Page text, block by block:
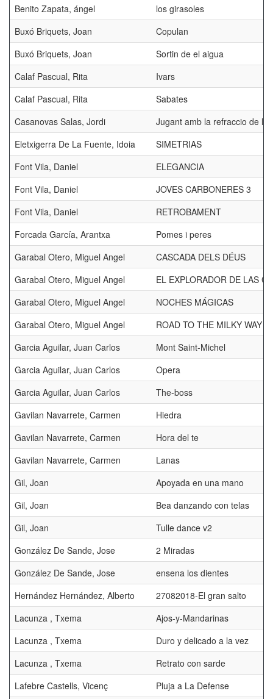
Benito Zapata, ángel
los girasoles
Buxó Briquets, Joan
Copulan
Buxó Briquets, Joan
Sortin de el aigua
Calaf Pascual, Rita
Ivars
Calaf Pascual, Rita
Sabates
Casanovas Salas, Jordi
Jugant amb la refraccio de la
Eletxigerra De La Fuente, Idoia
SIMETRIAS
Font Vila, Daniel
ELEGANCIA
Font Vila, Daniel
JOVES CARBONERES 3
Font Vila, Daniel
RETROBAMENT
Forcada García, Arantxa
Pomes i peres
Garabal Otero, Miguel Angel
CASCADA DELS DÉUS
Garabal Otero, Miguel Angel
EL EXPLORADOR DE LAS
Garabal Otero, Miguel Angel
NOCHES MÁGICAS
Garabal Otero, Miguel Angel
ROAD TO THE MILKY WAY
Garcia Aguilar, Juan Carlos
Mont Saint-Michel
Garcia Aguilar, Juan Carlos
Opera
Garcia Aguilar, Juan Carlos
The-boss
Gavilan Navarrete, Carmen
Hiedra
Gavilan Navarrete, Carmen
Hora del te
Gavilan Navarrete, Carmen
Lanas
Gil, Joan
Apoyada en una mano
Gil, Joan
Bea danzando con telas
Gil, Joan
Tulle dance v2
González De Sande, Jose
2 Miradas
González De Sande, Jose
ensena los dientes
Hernández Hernández, Alberto
27082018-El gran salto
Lacunza , Txema
Ajos-y-Mandarinas
Lacunza , Txema
Duro y delicado a la vez
Lacunza , Txema
Retrato con sarde
Lafebre Castells, Vicenç
Pluja a La Defense